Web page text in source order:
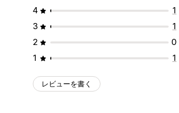
4
1
3
1
2
0
1
1
レビューを書く